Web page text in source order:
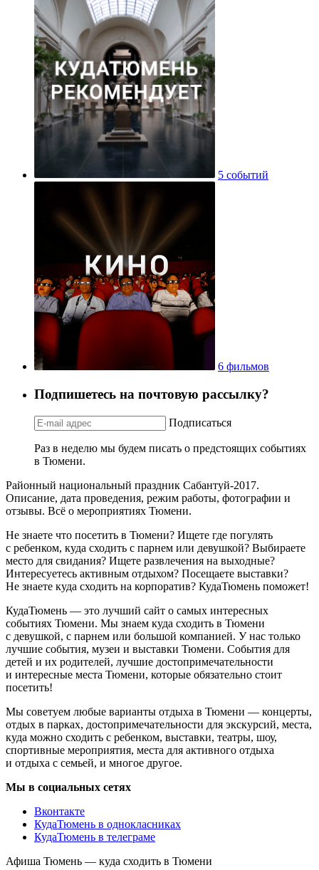
5 событий
6 фильмов
Подпишетесь на почтовую рассылку?
Подписаться
Раз в неделю мы будем писать о предстоящих событиях
в Тюмени.
Районный национальный праздник Сабантуй-2017.
Описание, дата проведения, режим работы, фотографии и
отзывы. Всё о мероприятиях Тюмени.
Не знаете что посетить в Тюмени? Ищете где погулять
с ребенком, куда сходить с парнем или девушкой? Выбираете
место для свидания? Ищете развлечения на выходные?
Интересуетесь активным отдыхом? Посещаете выставки?
Не знаете куда сходить на корпоратив? КудаТюмень поможет!
КудаТюмень — это лучший сайт о самых интересных
событиях Тюмени. Мы знаем куда сходить в Тюмени
с девушкой, с парнем или большой компанией. У нас только
лучшие события, музеи и выставки Тюмени. События для
детей и их родителей, лучшие достопримечательности
и интересные места Тюмени, которые обязательно стоит
посетить!
Мы советуем любые варианты отдыха в Тюмени — концерты,
отдых в парках, достопримечательности для экскурсий, места,
куда можно сходить с ребенком, выставки, театры, шоу,
спортивные мероприятия, места для активного отдыха
и отдыха с семьей, и многое другое.
Мы в социальных сетях
Вконтакте
КудаТюмень в однокласниках
КудаТюмень в телеграме
Афиша Тюмень — куда сходить в Тюмени